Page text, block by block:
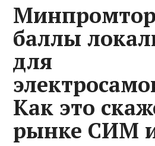
баллы
для
Как это
рынке СИМ